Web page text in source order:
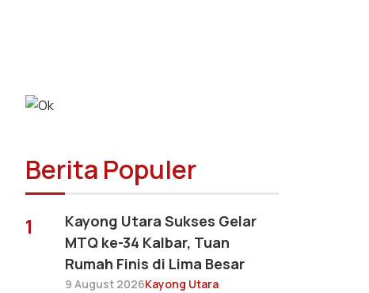
Berita Populer
1
Kayong Utara Sukses Gelar
MTQ ke-34 Kalbar, Tuan
Rumah Finis di Lima Besar
9 August 2026Kayong Utara